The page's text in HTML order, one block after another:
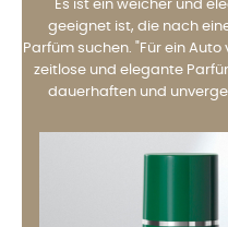
Es ist ein weicher und
geeignet ist, die nach
Parfüm suchen. "Für ein
zeitlose und elegante
dauerhaften und